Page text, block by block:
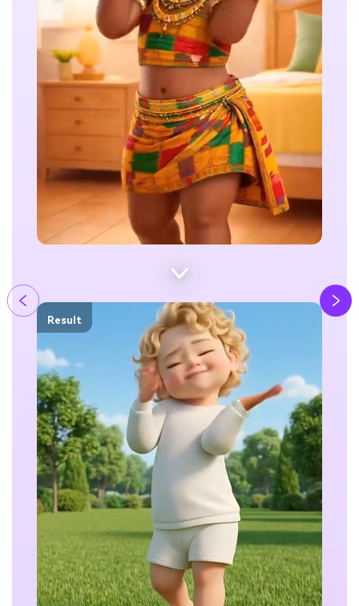
Result